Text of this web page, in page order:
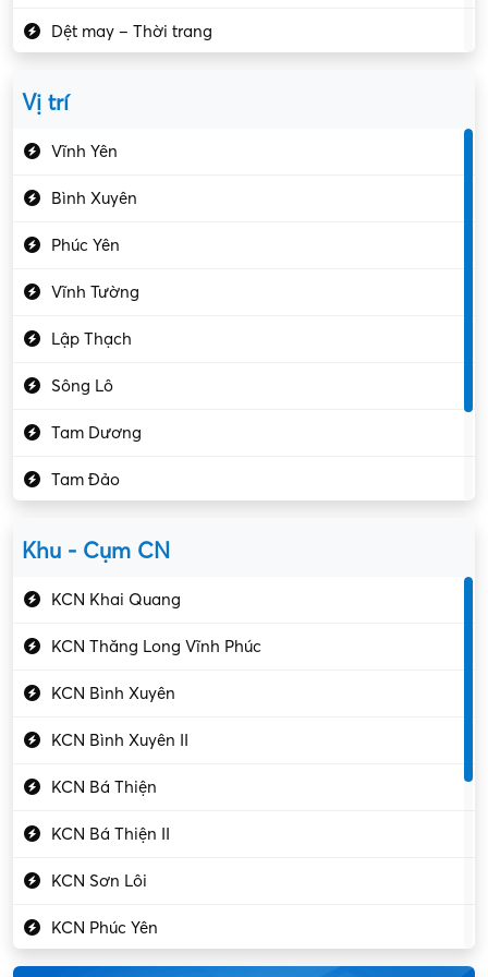
Dệt may – Thời trang
Kiểm soát chất lượng
Kỹ sư cơ khí
Kỹ sư điện
Kỹ thuật cao
Kỹ thuật mạng – IT
Làm bán thời gian
Lao động phổ thông
Lập trình – Phát triển
Luật – Công chứng
Marketing – PR
Mỹ phẩm – Trang sức
Vị trí
Vĩnh Yên
Bình Xuyên
Phúc Yên
Vĩnh Tường
Lập Thạch
Sông Lô
Tam Dương
Tam Đảo
Khu - Cụm CN
KCN Khai Quang
KCN Thăng Long Vĩnh Phúc
KCN Bình Xuyên
KCN Bình Xuyên II
KCN Bá Thiện
KCN Bá Thiện II
KCN Sơn Lôi
KCN Phúc Yên